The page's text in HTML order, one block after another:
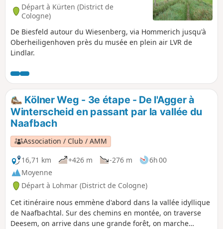
Départ à Kürten (District de
Cologne)
De Biesfeld autour du Wiesenberg, via Hommerich jusqu'à
Oberheiligenhoven près du musée en plein air LVR de
Lindlar.
Kölner Weg - 3e étape - De l'Agger à
Winterscheid en passant par la vallée du
Naafbach
Association / Club / AMM
16,71 km
+426 m -276 m
6h 00
Moyenne
Départ à Lohmar (District de Cologne)
Cet itinéraire nous emmène d'abord dans la vallée idyllique
de Naafbachtal. Sur des chemins en montée, on traverse
Deesem, on arrive dans une grande forêt, on marche